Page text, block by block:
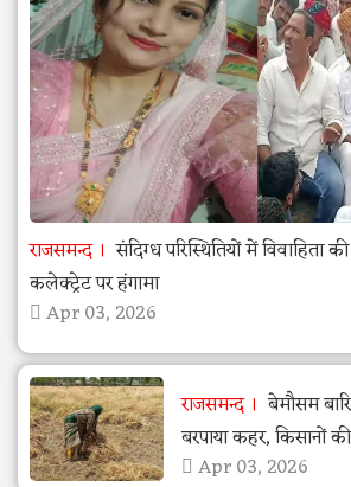
राजसमन्द
संदिग्ध परिस्थितियों में विवाहिता
कलेक्ट्रेट पर हंगामा
Apr 03, 2026
राजसमन्द
बेमौसम
बरपाया कहर, किसानों
Apr 03, 2026